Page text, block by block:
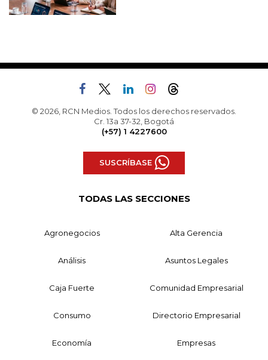
© 2026, RCN Medios. Todos los derechos reservados.
Cr. 13a 37-32, Bogotá
(+57) 1 4227600
SUSCRÍBASE
TODAS LAS SECCIONES
Agronegocios Alta Gerencia
Análisis Asuntos Legales
Caja Fuerte Comunidad Empresarial
Consumo Directorio Empresarial
Economía Empresas